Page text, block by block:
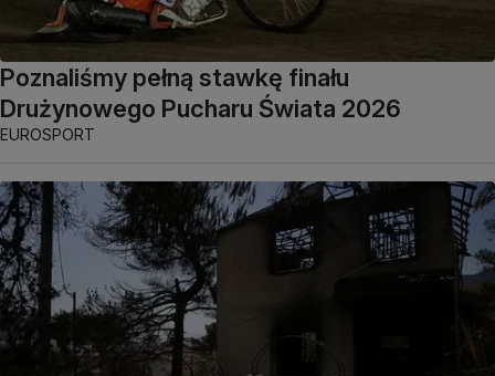
Poznaliśmy pełną stawkę finału
Drużynowego Pucharu Świata 2026
EUROSPORT